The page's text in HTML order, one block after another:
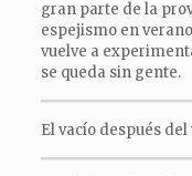
gran parte de la
espejismo en
vuelve a
se queda sin gente.
El vacío después